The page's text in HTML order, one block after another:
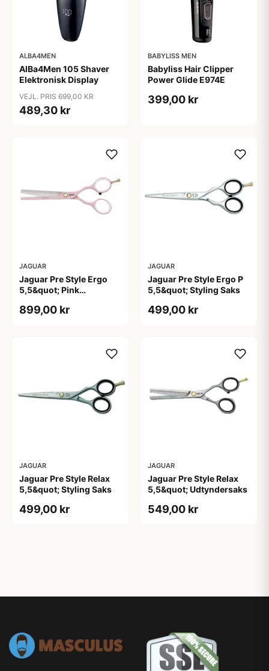
ALBA4MEN
AlBa4Men 105 Shaver
Elektronisk Display
VEJL. PRIS 699,00 KR
489,30 kr
BABYLISS MEN
Babyliss Hair Clipper
Power Glide E974E
399,00 kr
JAGUAR
Jaguar Pre Style Ergo
5,5&quot; Pink
899,00 kr
JAGUAR
Jaguar Pre Style Ergo P
5,5&quot; Styling Saks
499,00 kr
JAGUAR
Jaguar Pre Style Relax
5,5&quot; Styling Saks
499,00 kr
JAGUAR
Jaguar Pre Style Relax
5,5&quot; Udtyndersaks
549,00 kr